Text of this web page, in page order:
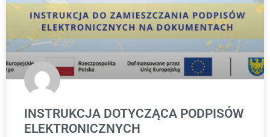
INSTRUKCJA DOTYCZĄCA PODPISÓW
ELEKTRONICZNYCH